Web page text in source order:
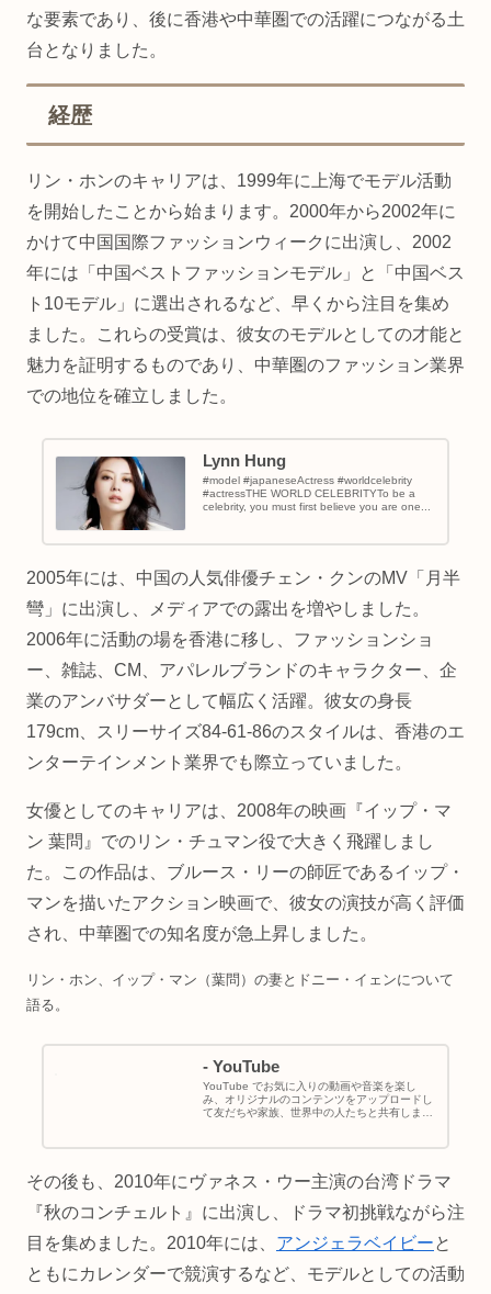
な要素であり、後に香港や中華圏での活躍につながる土
台となりました。
経歴
リン・ホンのキャリアは、1999年に上海でモデル活動
を開始したことから始まります。2000年から2002年に
かけて中国国際ファッションウィークに出演し、2002
年には「中国ベストファッションモデル」と「中国ベス
ト10モデル」に選出されるなど、早くから注目を集め
ました。これらの受賞は、彼女のモデルとしての才能と
魅力を証明するものであり、中華圏のファッション業界
での地位を確立しました。
Lynn Hung
#model #japaneseActress #worldcelebrity
#actressTHE WORLD CELEBRITYTo be a
celebrity, you must first believe you are one...
2005年には、中国の人気俳優チェン・クンのMV「月半
彎」に出演し、メディアでの露出を増やしました。
2006年に活動の場を香港に移し、ファッションショ
ー、雑誌、CM、アパレルブランドのキャラクター、企
業のアンバサダーとして幅広く活躍。彼女の身長
179cm、スリーサイズ84-61-86のスタイルは、香港のエ
ンターテインメント業界でも際立っていました。
女優としてのキャリアは、2008年の映画『イップ・マ
ン 葉問』でのリン・チュマン役で大きく飛躍しまし
た。この作品は、ブルース・リーの師匠であるイップ・
マンを描いたアクション映画で、彼女の演技が高く評価
され、中華圏での知名度が急上昇しました。
リン・ホン、イップ・マン（葉問）の妻とドニー・イェンについて
語る。
- YouTube
YouTube でお気に入りの動画や音楽を楽し
み、オリジナルのコンテンツをアップロードし
て友だちや家族、世界中の人たちと共有しまし
その後も、2010年にヴァネス・ウー主演の台湾ドラマ
『秋のコンチェルト』に出演し、ドラマ初挑戦ながら注
目を集めました。2010年には、 アンジェラベイビーと
ともにカレンダーで競演するなど、モデルとしての活動